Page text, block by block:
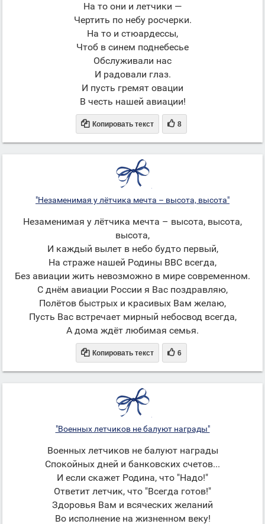
На то они и летчики —
Чертить по небу росчерки.
На то и стюардессы,
Чтоб в синем поднебесье
Обслуживали нас
И радовали глаз.
И пусть гремят овации
В честь нашей авиации!
 Копировать текст  8
"Незаменимая у лётчика мечта – высота, высота"
Незаменимая у лётчика мечта – высота, высота,
высота,
И каждый вылет в небо будто первый,
На страже нашей Родины ВВС всегда,
Без авиации жить невозможно в мире современном.
С днём авиации России я Вас поздравляю,
Полётов быстрых и красивых Вам желаю,
Пусть Вас встречает мирный небосвод всегда,
А дома ждёт любимая семья.
 Копировать текст  6
"Военных летчиков не балуют награды"
Военных летчиков не балуют награды
Спокойных дней и банковских счетов...
И если скажет Родина, что "Надо!"
Ответит летчик, что "Всегда готов!"
Здоровья Вам и всяческих желаний
Во исполнение на жизненном веку!